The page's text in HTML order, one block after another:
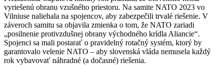
vyriešenú obranu vzušného priestoru. Na samite NATO 2023 vo
Vilniuse naliehala na spojencov, aby zabezpečili trvalé riešenie. V
záveroch samitu sa objavila zmienka o tom, že NATO zariadi
„posilnenie protivzdušnej obrany východného krídla Aliancie“.
Spojenci sa mali postarať o pravidelný rotačný systém, ktorý by
garantovalo velenie NATO – aby slovenská vláda nemusela každý
rok vybavovať náhradné (a dočasné) riešenia.